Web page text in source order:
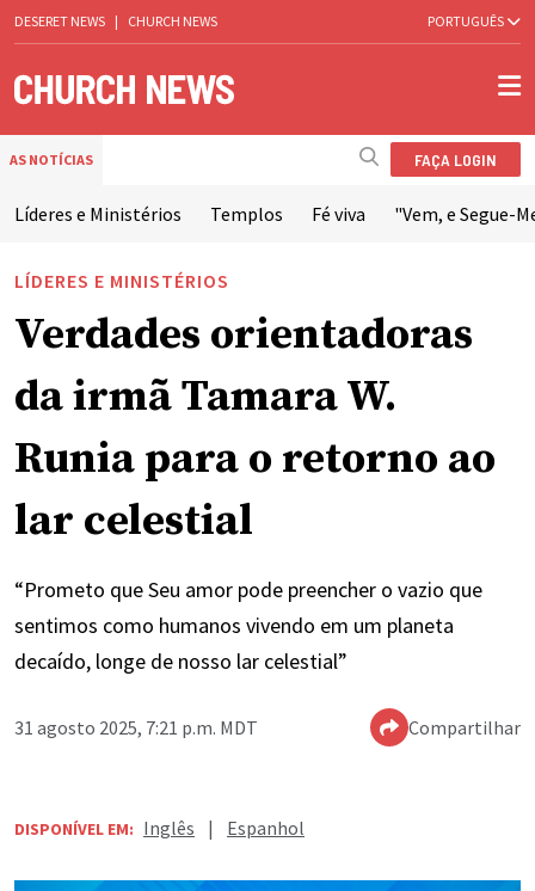
DESERET NEWS | CHURCH NEWS PORTUGUÊS
AS NOTÍCIAS FAÇA LOGIN
Líderes e Ministérios Templos Fé viva "Vem, e Segue-
LÍDERES E MINISTÉRIOS
Verdades orientadoras
da irmã Tamara W.
Runia para o retorno ao
lar celestial
“Prometo que Seu amor pode preencher o vazio que
sentimos como humanos vivendo em um planeta
decaído, longe de nosso lar celestial”
31 agosto 2025, 7:21 p.m. MDT Compartilhar
DISPONÍVEL EM: Inglês | Espanhol